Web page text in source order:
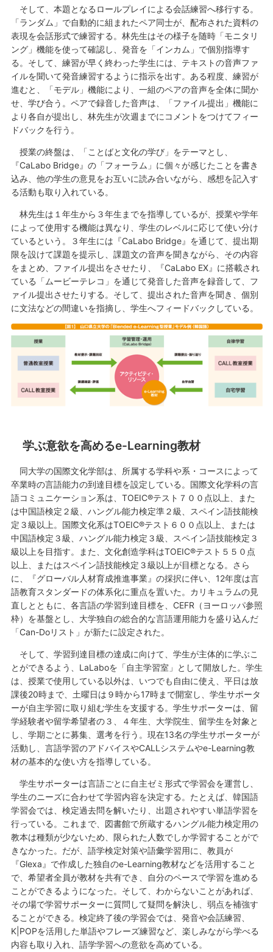
そして、本題となるロールプレイによる会話練習へ移行する。
「ランダム」で自動的に組まれたペア同士が、配布された資料の
表現を会話形式で練習する。林先生はその様子を随時「モニタリ
ング」機能を使って確認し、発音を「インカム」で個別指導す
る。そして、練習が早く終わった学生には、テキストの音声ファ
イルを聞いて発音練習するように指示を出す。ある程度、練習が
進むと、「モデル」機能により、一組のペアの音声を全体に聞か
せ、学び合う。ペアで録音した音声は、「ファイル提出」機能に
より各自が提出し、林先生が次週までにコメントをつけてフィー
ドバックを行う。
授業の終盤は、「ことばと文化の学び」をテーマとし、
『CaLabo Bridge』の「フォーラム」に個々が感じたことを書き
込み、他の学生の意見をお互いに読み合いながら、感想を記入す
る活動も取り入れている。
林先生は１年生から３年生までを指導しているが、授業や学年
によって使用する機能は異なり、学生のレベルに応じて使い分け
ているという。３年生には『CaLabo Bridge』を通じて、提出期
限を設けて課題を提示し、課題文の音声を聞きながら、その内容
をまとめ、ファイル提出をさせたり、『CaLabo EX』に搭載され
ている「ムービーテレコ」を通じて発音した音声を録音して、フ
ァイル提出させたりする。そして、提出された音声を聞き、個別
に文法などの間違いを指摘し、学生へフィードバックしている。
学ぶ意欲を高めるe-Learning教材
同大学の国際文化学部は、所属する学科や系・コースによって
卒業時の言語能力の到達目標を設定している。国際文化学科の言
語コミュニケーション系は、TOEIC®テスト７００点以上、また
は中国語検定２級、ハングル能力検定準２級、スペイン語技能検
定３級以上。国際文化系はTOEIC®テスト６００点以上、または
中国語検定３級、ハングル能力検定３級、スペイン語技能検定３
級以上を目指す。また、文化創造学科はTOEIC®テスト５５０点
以上、またはスペイン語技能検定３級以上が目標となる。さら
に、『グローバル人材育成推進事業』の採択に伴い、12年度は言
語教育スタンダードの体系化に重点を置いた。カリキュラムの見
直しとともに、各言語の学習到達目標を、CEFR（ヨーロッパ参照
枠）を基盤とし、大学独自の総合的な言語運用能力を盛り込んだ
「Can-Doリスト」が新たに設定された。
そして、学習到達目標の達成に向けて、学生が主体的に学ぶこ
とができるよう、LaLaboを「自主学習室」として開放した。学生
は、授業で使用している以外は、いつでも自由に使え、平日は放
課後20時まで、土曜日は９時から17時まで開室し、学生サポータ
ーが自主学習に取り組む学生を支援する。学生サポーターは、留
学経験者や留学希望者の３、４年生、大学院生、留学生を対象と
し、学期ごとに募集、選考を行う。現在13名の学生サポーターが
活動し、言語学習のアドバイスやCALLシステムやe-Learning教
材の基本的な使い方を指導している。
学生サポーターは言語ごとに自主ゼミ形式で学習会を運営し、
学生のニーズに合わせて学習内容を決定する。たとえば、韓国語
学習会では、検定過去問を解いたり、出題されやすい単語学習を
行っている。これまで、図書館で所蔵するハングル能力検定用の
教本は種類が少ないため、限られた人数でしか学習することがで
きなかった。だが、語学検定対策や語彙学習用に、教員が
『Glexa』で作成した独自のe-Learning教材などを活用すること
で、希望者全員が教材を共有でき、自分のペースで学習を進める
ことができるようになった。そして、わからないことがあれば、
その場で学習サポーターに質問して疑問を解決し、弱点を補強す
ることができる。検定終了後の学習会では、発音や会話練習、
K|POPを活用した単語やフレーズ練習など、楽しみながら学べる
内容も取り入れ、語学学習への意欲を高めている。